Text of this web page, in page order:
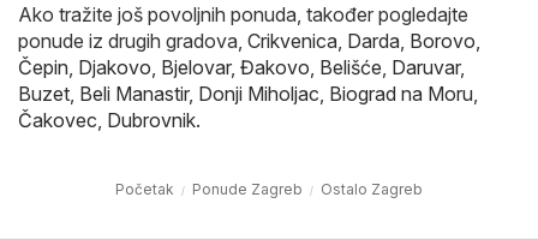
Ako tražite još povoljnih ponuda, također pogledajte
ponude iz drugih gradova, Crikvenica Darda Borovo
Čepin Djakovo Bjelovar, Đakovo Belišće Daruvar,
Buzet Beli Manastir, Donji Miholjac Biograd na Moru
Čakovec Dubrovnik.
Početak Ponude Zagreb Ostalo Zagreb